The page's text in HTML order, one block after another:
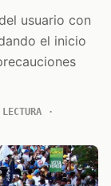
usuario con
el inicio